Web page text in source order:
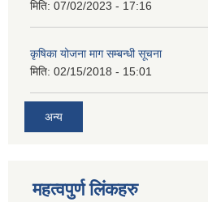
मिति: 07/02/2023 - 17:16
कृषिका योजना माग सम्बन्धी सूचना
मिति: 02/15/2018 - 15:01
अन्य
महत्वपुर्ण लिंकहरु